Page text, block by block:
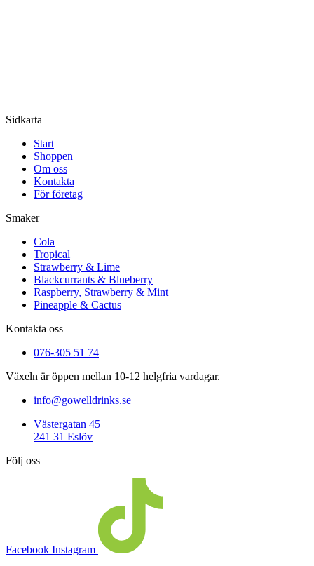
Sidkarta
Start
Shoppen
Om oss
Kontakta
För företag
Smaker
Cola
Tropical
Strawberry & Lime
Blackcurrants & Blueberry
Raspberry, Strawberry & Mint
Pineapple & Cactus
Kontakta oss
076-305 51 74
Växeln är öppen mellan 10-12 helgfria vardagar.
info@gowelldrinks.se
Västergatan 45
241 31 Eslöv
Följ oss
Facebook Instagram